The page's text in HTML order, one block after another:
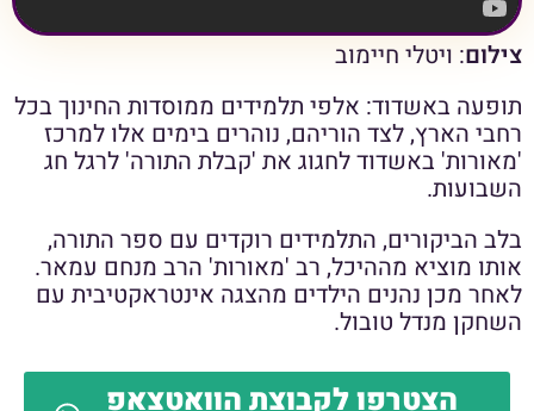
צילום: ויטלי חיימוב
תופעה באשדוד: אלפי תלמידים ממוסדות החינוך בכל
רחבי הארץ, לצד הוריהם, נוהרים בימים אלו למרכז
'מאורות' באשדוד לחגוג את 'קבלת התורה' לרגל חג
השבועות.
בלב הביקורים, התלמידים רוקדים עם ספר התורה,
אותו מוציא מההיכל, רב 'מאורות' הרב מנחם עמאר.
לאחר מכן נהנים הילדים מהצגה אינטראקטיבית עם
השחקן מנדל טובול.
הצטרפו לקבוצת הוואטצאפ